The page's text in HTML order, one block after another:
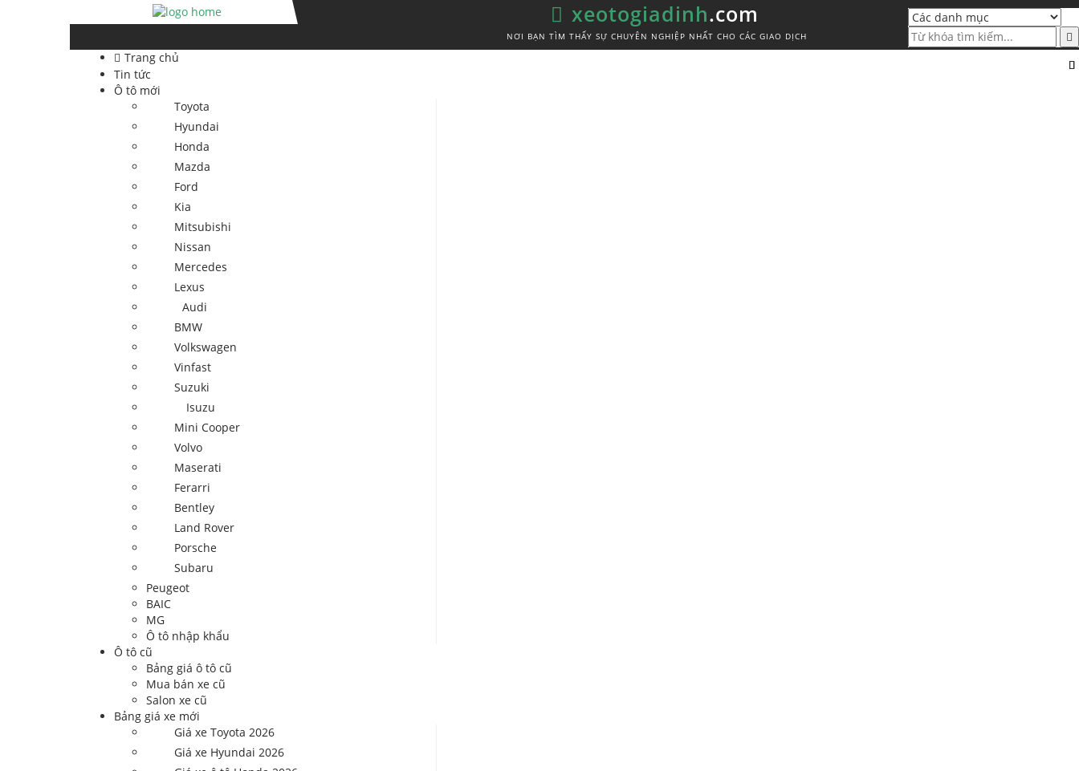
xeotogiadinh.com
NƠI BẠN TÌM THẤY SỰ CHUYÊN NGHIỆP NHẤT CHO CÁC GIAO DỊCH
Trang chủ
Tin tức
Ô tô mới
Toyota
Hyundai
Honda
Mazda
Ford
Kia
Mitsubishi
Nissan
Mercedes
Lexus
Audi
BMW
Volkswagen
Vinfast
Suzuki
Isuzu
Mini Cooper
Volvo
Maserati
Ferarri
Bentley
Land Rover
Porsche
Subaru
Peugeot
BAIC
MG
Ô tô nhập khẩu
Ô tô cũ
Bảng giá ô tô cũ
Mua bán xe cũ
Salon xe cũ
Bảng giá xe mới
Giá xe Toyota 2026
Giá xe Hyundai 2026